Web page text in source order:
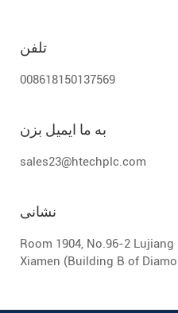
تلفن
008618150137569
به ما ایمیل بزن
sales23@htechplc.com
نشانی
Room 1904, No.96-2
Xiamen (Building B of